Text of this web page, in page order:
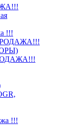
!!!
!!!